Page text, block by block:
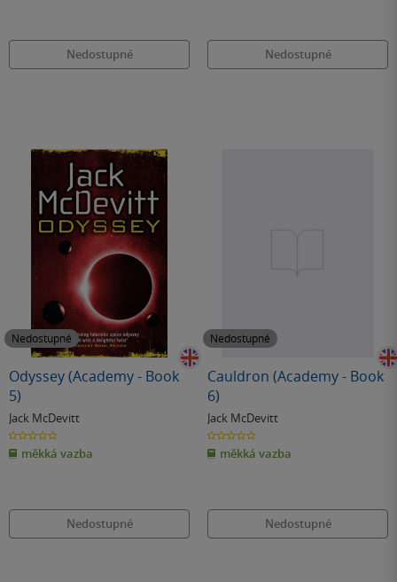
Nedostupné Nedostupné
Nedostupné
Odyssey (Academy - Book
5)
Jack McDevitt
0.0
z
5
hvězdiček
měkká vazba
Nedostupné
Nedostupné
Cauldron (Academy - Book
6)
Jack McDevitt
0.0
z
5
hvězdiček
měkká vazba
Nedostupné